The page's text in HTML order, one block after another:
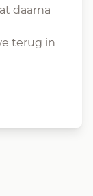
daarna
terug in